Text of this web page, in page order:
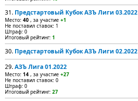
31. Предстартовый Кубок АЗЪ Лиги 03.2022
Место: 40 , за участие +1
Не поставил ставок: 1
Штраф: 0
Итоговый рейтинг: 1
30. Предстартовый Кубок АЗЪ Лиги 02.2022
29.АЗЪ Лига 01.2022
Место: 14 , за участие +27
Не поставил ставок: 0
Штраф: 0
Итоговый рейтинг: 27